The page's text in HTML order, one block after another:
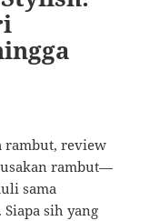
rambut, review
rambut—
sama
sih yang